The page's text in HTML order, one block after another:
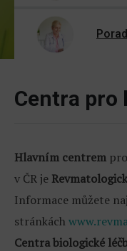
Centra pro
Hlavním centrem
v ČR je
Informace můžete
stránkách
Centra biologické